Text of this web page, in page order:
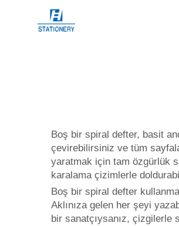
Boş bir spiral defter, basit
çevirebilirsiniz ve tüm
yaratmak için tam özgürlük
karalama çizimlerle
Boş bir spiral defter
Aklınıza gelen her şeyi
bir sanatçıysanız, çizgilerle